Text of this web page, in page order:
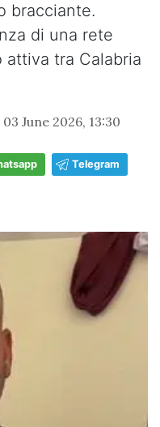
bracciante.
di una rete
attiva tra Calabria
03 June 2026, 13:30
Telegram